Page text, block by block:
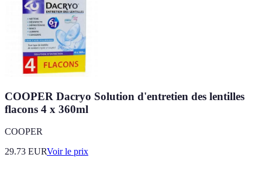
COOPER Dacryo Solution d'entretien des lentilles
flacons 4 x 360ml
COOPER
29.73 EURVoir le prix